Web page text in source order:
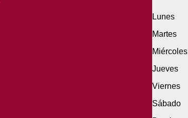
Lunes
Martes
Miércoles
Jueves
Viernes
Sábado